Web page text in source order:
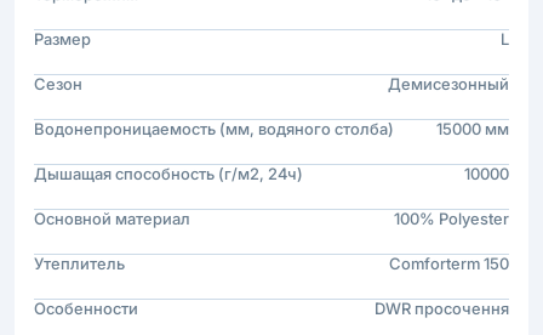
Размер L
Сезон Демисезонный
Водонепроницаемость (мм, водяного столба) 15000 мм
Дышащая способность (г/м2, 24ч) 10000
Основной материал 100% Polyester
Утеплитель Comforterm 150
Особенности DWR просочення